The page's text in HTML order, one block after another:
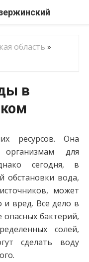
область »
в
ресурсов. Она
для
сегодня, в
обстановки вода,
может
и вред. Все дело в
опасных бактерий,
солей,
сделать воду